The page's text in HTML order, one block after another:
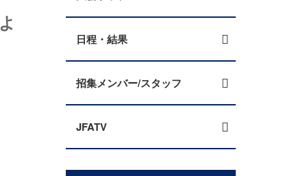
日程・結果
招集メンバー/スタッフ
JFATV